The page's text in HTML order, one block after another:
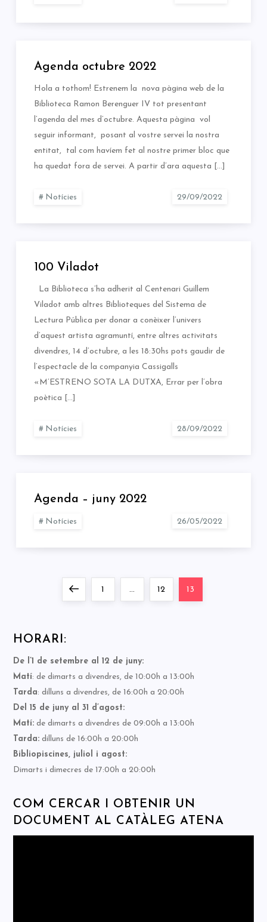
Agenda octubre 2022
Hola a tothom! Estrenem la nova pàgina web de la
Biblioteca Ramon Berenguer IV tot presentant
l’agenda del mes d’octubre. Aquesta pàgina vol
seguir informant, posant al vostre servei la nostra
entitat, tal com havíem fet al nostre primer bloc que
ha quedat fora de servei. A partir d’ara aquesta […]
Notícies
100 Viladot
La Biblioteca s’ha adherit al Centenari Guillem
Viladot amb altres Biblioteques del Sistema de
Lectura Pública per donar a conèixer l’univers
d’aquest artista agramuntí, entre altres activitats
divendres, 14 d’octubre, a les 18:30hs pots gaudir de
l’espectacle de la companyia Cassigalls
«M’ESTRENO SOTA LA DUTXA, Errar per l’obra
poètica […]
Notícies
Agenda – juny 2022
Notícies
Paginació
les
entrades
PreviousPage
1 … Page
12 Page
13
HORARI:
De l’1 de setembre al 12 de juny:
Matí: de dimarts a divendres, de 10:00h a 13:00h
Tarda: dilluns a divendres, de 16:00h a 20:00h
Del 15 de juny al 31 d’agost:
Matí: de dimarts a divendres de 09:00h a 13:00h
Tarda: dilluns de 16:00h a 20:00h
Bibliopiscines, juliol i agost:
Dimarts i dimecres de 17:00h a 20:00h
COM CERCAR I OBTENIR UN
DOCUMENT AL CATÀLEG ATENA